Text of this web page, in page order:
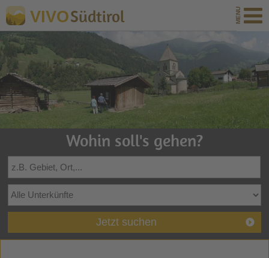
VIVOSüdtirol
Wohin soll's gehen?
Jetzt suchen